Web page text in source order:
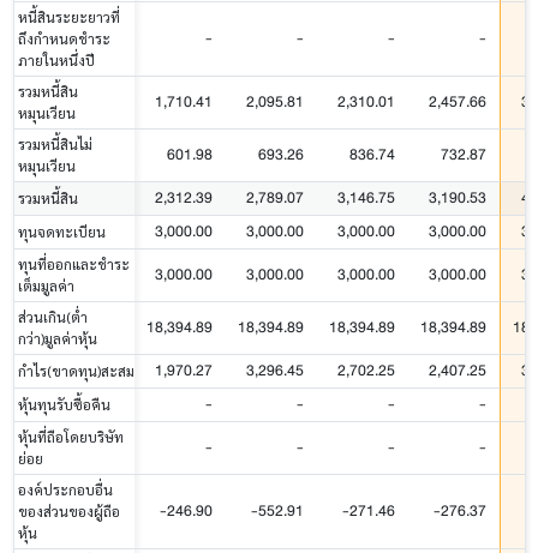
หนี้สินระยะยาวที่
ถึงกำหนดชำระ
ภายในหนึ่งปี
- - - -
รวมหนี้สิน
หมุนเวียน
1,710.41 2,095.81 2,310.01 2,457.66
รวมหนี้สินไม่
หมุนเวียน
601.98 693.26 836.74 732.87
รวมหนี้สิน 2,312.39 2,789.07 3,146.75 3,190.53
ทุนจดทะเบียน 3,000.00 3,000.00 3,000.00 3,000.00
ทุนที่ออกและชำระ
เต็มมูลค่า
3,000.00 3,000.00 3,000.00 3,000.00
ส่วนเกิน(ต่ำ
กว่า)มูลค่าหุ้น
18,394.89 18,394.89 18,394.89 18,394.89
กำไร(ขาดทุน)สะสม 1,970.27 3,296.45 2,702.25 2,407.25
หุ้นทุนรับซื้อคืน - - - -
หุ้นที่ถือโดยบริษัท
ย่อย
- - - -
องค์ประกอบอื่น
ของส่วนของผู้ถือ
หุ้น
-246.90 -552.91 -271.46 -276.37